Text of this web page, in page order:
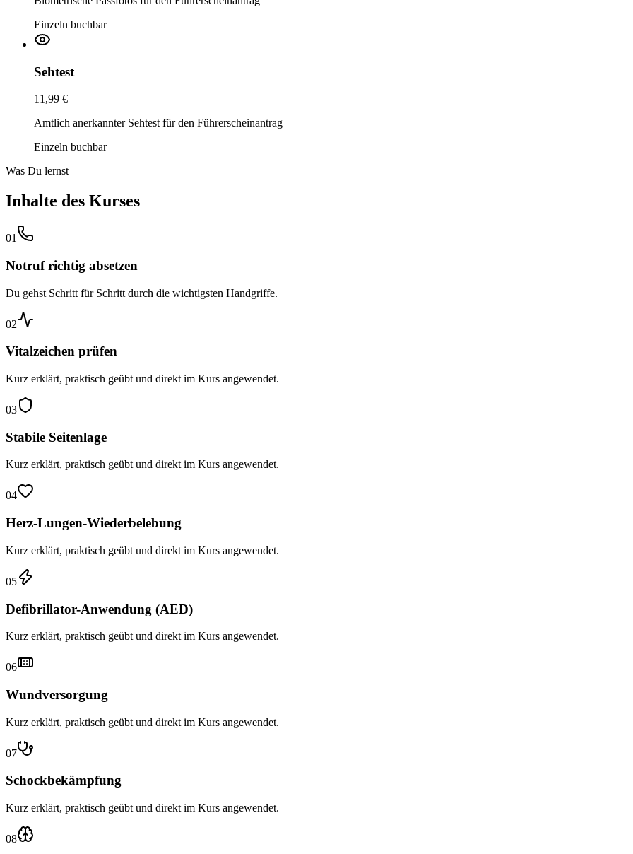
Einzeln buchbar
Sehtest
11,99 €
Amtlich anerkannter Sehtest für den Führerscheinantrag
Einzeln buchbar
Was Du lernst
Inhalte des Kurses
01
Notruf richtig absetzen
Du gehst Schritt für Schritt durch die wichtigsten Handgriffe.
02
Vitalzeichen prüfen
Kurz erklärt, praktisch geübt und direkt im Kurs angewendet.
03
Stabile Seitenlage
Kurz erklärt, praktisch geübt und direkt im Kurs angewendet.
04
Herz-Lungen-Wiederbelebung
Kurz erklärt, praktisch geübt und direkt im Kurs angewendet.
05
Defibrillator-Anwendung (AED)
Kurz erklärt, praktisch geübt und direkt im Kurs angewendet.
06
Wundversorgung
Kurz erklärt, praktisch geübt und direkt im Kurs angewendet.
07
Schockbekämpfung
Kurz erklärt, praktisch geübt und direkt im Kurs angewendet.
08